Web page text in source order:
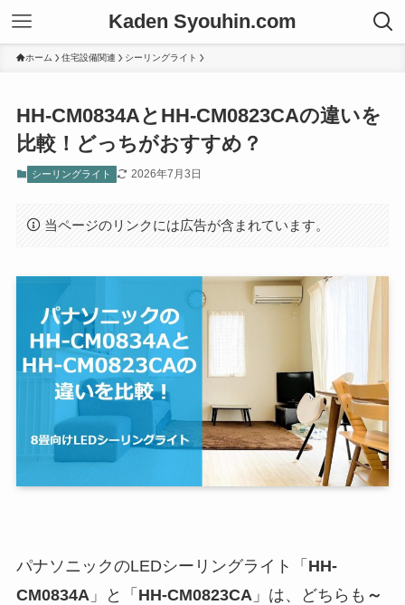
Kaden Syouhin.com
ホーム 住宅設備関連 シーリングライト
HH-CM0834AとHH-CM0823CAの違いを
比較！どっちがおすすめ？
シーリングライト 2026年7月3日
当ページのリンクには広告が含まれています。
パナソニックのLEDシーリングライト「 HH-
CM0834A 」と「 HH-CM0823CA 」は、どちらも ～